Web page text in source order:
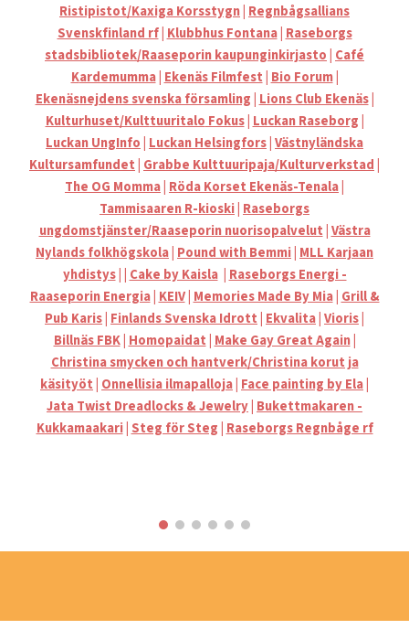
Ristipistot/Kaxiga Korsstygn Regnbågsallians
Svenskfinland rf| Klubbhus Fontana Raseborgs
stadsbibliotek/Raaseporin kaupunginkirjasto Café
Kardemumma Ekenäs Filmfest Bio Forum|
Ekenäsnejdens svenska församling Lions Club Ekenäs
Kulturhuset/Kulttuuritalo Fokus| Luckan Raseborg
Luckan UngInfo Luckan Helsingfors Västnyländska
Kultursamfundet Grabbe Kulttuuripaja/Kulturverkstad
The OG Momma Röda Korset Ekenäs-Tenala
Tammisaaren R-kioski Raseborgs
ungdomstjänster/Raaseporin nuorisopalvelut Västra
Nylands folkhögskola Pound with Bemmi MLL Karjaan
yhdistys| Cake by Kaisla
Raseborgs Energi -
Raaseporin Energia| KEIV Memories Made By Mia Grill &
Pub Karis Finlands Svenska Idrott Ekvalita Vioris
Billnäs FBK| Homopaidat Make Gay Great Again|
Christina smycken och hantverk/Christina korut ja
käsityöt Onnellisia ilmapalloja Face painting by Ela
Jata Twist Dreadlocks & Jewelry Bukettmakaren -
Kukkamaakari| Steg för Steg Raseborgs Regnbåge rf